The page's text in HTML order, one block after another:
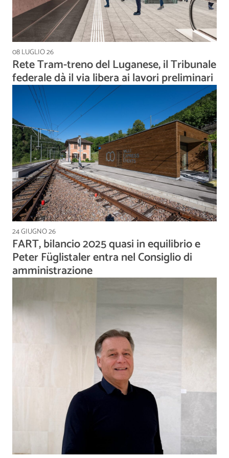
08 LUGLIO 26
Rete Tram-treno del Luganese, il Tribunale
federale dà il via libera ai lavori preliminari
24 GIUGNO 26
FART, bilancio 2025 quasi in equilibrio e
Peter Füglistaler entra nel Consiglio di
amministrazione